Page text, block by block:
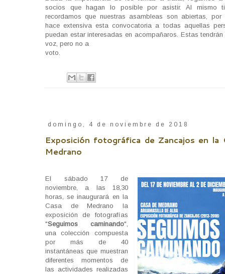
socios que hagan lo posible por asistir. Al mismo
recordamos que nuestras asambleas son abiertas,
hace extensiva esta convocatoria a todas aquellas
puedan estar interesadas en acompañaros. Estas
voz, pero no a
voto.
domingo, 4 de noviembre de 2018
Exposición fotográfica de Zancajos en la
Medrano
El sábado 17 de
noviembre, a las 18,30
horas, se inaugurará en la
Casa de Medrano la
exposición de fotografías
"Seguimos caminando",
una colección compuesta
por más de 40
instantáneas que muestran
diferentes momentos de
las actividades realizadas